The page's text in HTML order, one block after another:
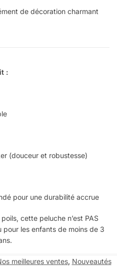
de décoration charmant
:
(douceur et robustesse)
pour une durabilité accrue
cette peluche n’est PAS
pour les enfants de moins de 3
meilleures ventes, Nouveautés